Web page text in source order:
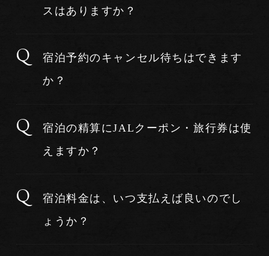
スはありますか？
宿泊予約のキャンセル待ちはできます
か？
宿泊の精算にJALクーポン・旅行券は使
えますか？
宿泊料金は、いつ支払えば良いのでし
ょうか？